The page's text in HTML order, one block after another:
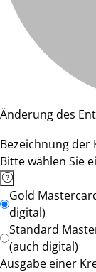
Änderung des
Bezeichnung der
Bitte wählen Sie
Gold
digital)
Standard
(auch digital)
Ausgabe einer